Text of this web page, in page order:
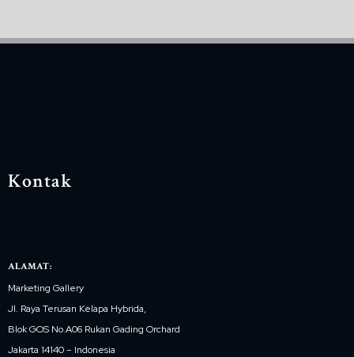
Kontak
ALAMAT:
Marketing Gallery
Jl. Raya Terusan Kelapa Hybrida,
Blok GOS No.A06 Rukan Gading Orchard
Jakarta 14140 – Indonesia